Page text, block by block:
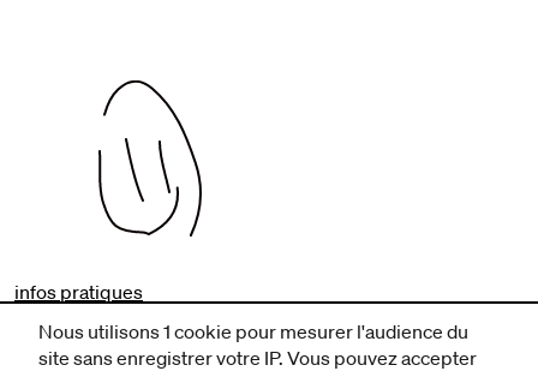
infos pratiques
nous suivre
Nous utilisons 1 cookie pour mesurer l'audience du
site sans enregistrer votre IP. Vous pouvez accepter